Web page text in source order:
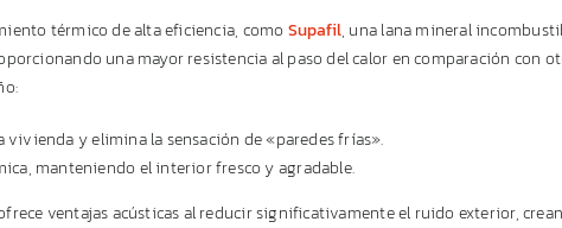
térmico de alta eficiencia, como Supafil, una lana mineral
una mayor resistencia al paso del calor en comparación con
vivienda y elimina la sensación de «paredes frías».
manteniendo el interior fresco y agradable.
ventajas acústicas al reducir significativamente el ruido exterior,